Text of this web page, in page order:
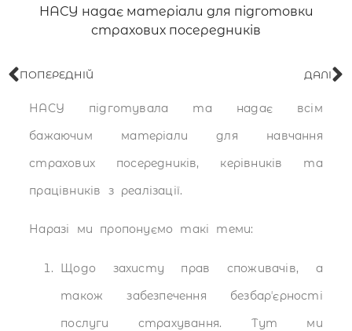
НАСУ надає матеріали для підготовки
страхових посередників
ПОПЕРЕДНІЙ ДАЛІ
НАСУ підготувала та надає всім
бажаючим матеріали для навчання
страхових посередників, керівників та
працівників з реалізації.
Наразі ми пропонуємо такі теми:
Щодо захисту прав споживачів, а
також забезпечення безбарʼєрності
послуги страхування. Тут ми